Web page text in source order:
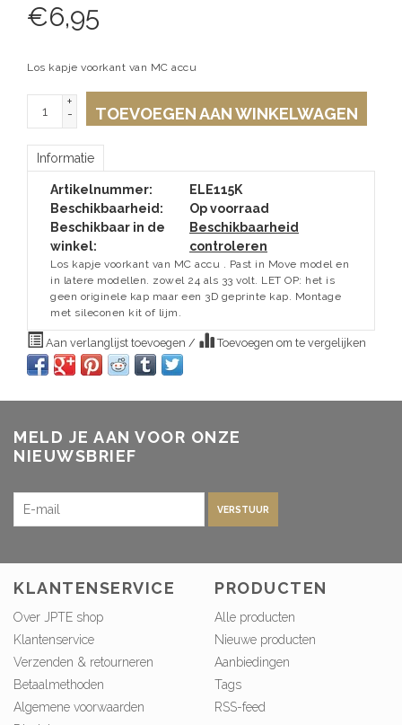
€6,95
Los kapje voorkant van MC accu
+
-
TOEVOEGEN AAN WINKELWAGEN
Informatie
Artikelnummer:
ELE115K
Beschikbaarheid:
Op voorraad
Beschikbaar in de
winkel:
Beschikbaarheid
controleren
Los kapje voorkant van MC accu . Past in Move model en
in latere modellen. zowel 24 als 33 volt. LET OP: het is
geen originele kap maar een 3D geprinte kap. Montage
met sileconen kit of lijm.
Aan verlanglijst toevoegen / Toevoegen om te vergelijken
MELD JE AAN VOOR ONZE
NIEUWSBRIEF
VERSTUUR
KLANTENSERVICE
Over JPTE shop
Klantenservice
Verzenden & retourneren
Betaalmethoden
Algemene voorwaarden
PRODUCTEN
Alle producten
Nieuwe producten
Aanbiedingen
Tags
RSS-feed